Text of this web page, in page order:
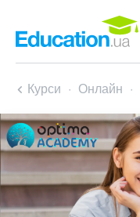
Курси Онлайн